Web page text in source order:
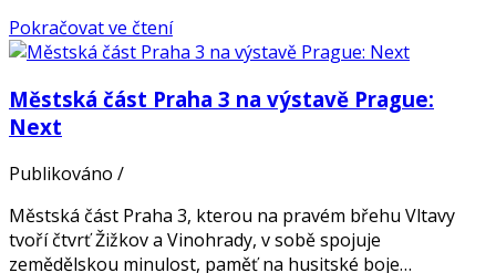
Pokračovat ve čtení
Městská část Praha 3 na výstavě Prague:
Next
Publikováno /
Městská část Praha 3, kterou na pravém břehu Vltavy
tvoří čtvrť Žižkov a Vinohrady, v sobě spojuje
zemědělskou minulost, paměť na husitské boje…